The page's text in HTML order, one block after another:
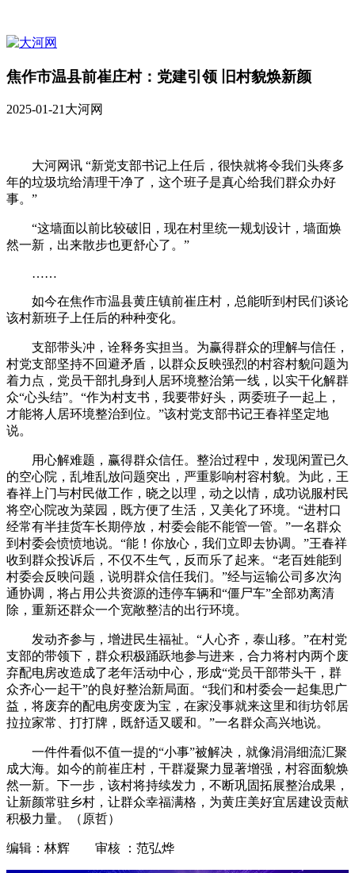
焦作市温县前崔庄村：党建引领 旧村貌焕新颜
2025-01-21大河网
大河网讯 “新党支部书记上任后，很快就将令我们头疼多
年的垃圾坑给清理干净了，这个班子是真心给我们群众办好
事。”
“这墙面以前比较破旧，现在村里统一规划设计，墙面焕
然一新，出来散步也更舒心了。”
……
如今在焦作市温县黄庄镇前崔庄村，总能听到村民们谈论
该村新班子上任后的种种变化。
支部带头冲，诠释务实担当。为赢得群众的理解与信任，
村党支部坚持不回避矛盾，以群众反映强烈的村容村貌问题为
着力点，党员干部扎身到人居环境整治第一线，以实干化解群
众“心头结”。“作为村支书，我要带好头，两委班子一起上，
才能将人居环境整治到位。”该村党支部书记王春祥坚定地
说。
用心解难题，赢得群众信任。整治过程中，发现闲置已久
的空心院，乱堆乱放问题突出，严重影响村容村貌。为此，王
春祥上门与村民做工作，晓之以理，动之以情，成功说服村民
将空心院改为菜园，既方便了生活，又美化了环境。“进村口
经常有半挂货车长期停放，村委会能不能管一管。”一名群众
到村委会愤愤地说。“能！你放心，我们立即去协调。”王春祥
收到群众投诉后，不仅不生气，反而乐了起来。“老百姓能到
村委会反映问题，说明群众信任我们。”经与运输公司多次沟
通协调，将占用公共资源的违停车辆和“僵尸车”全部劝离清
除，重新还群众一个宽敞整洁的出行环境。
发动齐参与，增进民生福祉。“人心齐，泰山移。”在村党
支部的带领下，群众积极踊跃地参与进来，合力将村内两个废
弃配电房改造成了老年活动中心，形成“党员干部带头干，群
众齐心一起干”的良好整治新局面。“我们和村委会一起集思广
益，将废弃的配电房变废为宝，在家没事就来这里和街坊邻居
拉拉家常、打打牌，既舒适又暖和。”一名群众高兴地说。
一件件看似不值一提的“小事”被解决，就像涓涓细流汇聚
成大海。如今的前崔庄村，干群凝聚力显著增强，村容面貌焕
然一新。下一步，该村将持续发力，不断巩固拓展整治成果，
让新颜常驻乡村，让群众幸福满格，为黄庄美好宜居建设贡献
积极力量。（原哲）
编辑：林辉 审核 ：范弘烨